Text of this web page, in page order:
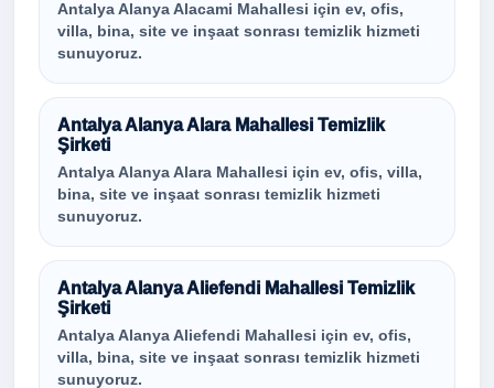
Antalya Alanya Alacami Mahallesi için ev, ofis,
villa, bina, site ve inşaat sonrası temizlik hizmeti
sunuyoruz.
Antalya Alanya Alara Mahallesi Temizlik
Şirketi
Antalya Alanya Alara Mahallesi için ev, ofis, villa,
bina, site ve inşaat sonrası temizlik hizmeti
sunuyoruz.
Antalya Alanya Aliefendi Mahallesi Temizlik
Şirketi
Antalya Alanya Aliefendi Mahallesi için ev, ofis,
villa, bina, site ve inşaat sonrası temizlik hizmeti
sunuyoruz.